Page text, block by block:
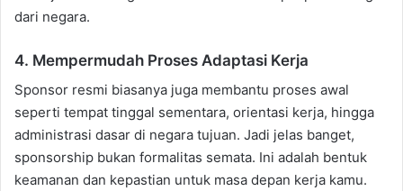
dari negara.
4. Mempermudah Proses Adaptasi Kerja
Sponsor resmi biasanya juga membantu proses awal
seperti tempat tinggal sementara, orientasi kerja, hingga
administrasi dasar di negara tujuan. Jadi jelas banget,
sponsorship bukan formalitas semata. Ini adalah bentuk
keamanan dan kepastian untuk masa depan kerja kamu.